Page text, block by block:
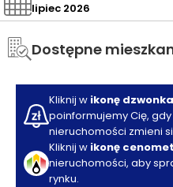
lipiec 2026
Dostępne
Kliknij w ikonę dzwonka
poinformujemy Cię,
nieruchomości zmieni
Kliknij w ikonę
nieruchomości, aby
rynku.